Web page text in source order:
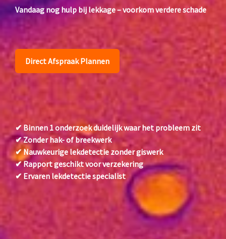
Vandaag nog hulp bij lekkage – voorkom verdere schade
Direct Afspraak Plannen
✔ Binnen 1 onderzoek duidelijk waar het probleem zit
✔ Zonder hak- of breekwerk
✔ Nauwkeurige lekdetectie zonder giswerk
✔ Rapport geschikt voor verzekering
✔ Ervaren lekdetectie specialist